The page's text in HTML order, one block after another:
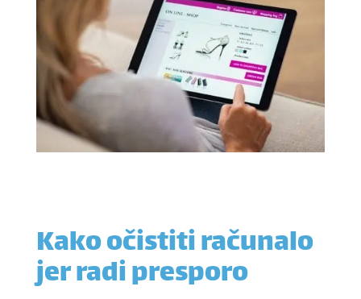
Kako očistiti računalo
jer radi presporo